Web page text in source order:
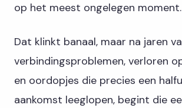
op het meest ongelegen moment.
Dat klinkt banaal, maar na jaren
verbindingsproblemen, verloren
en oordopjes die precies een
aankomst leeglopen, begint die